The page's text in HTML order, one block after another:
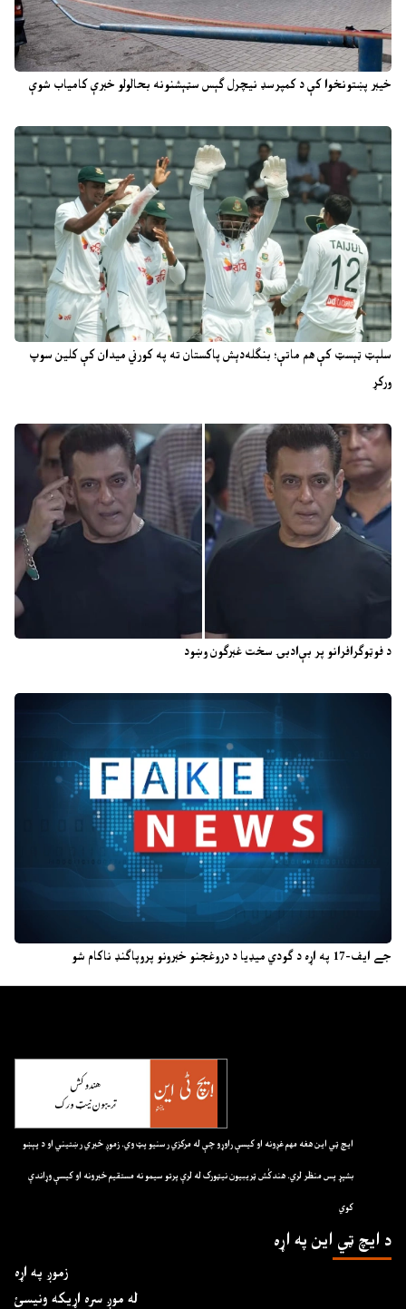
خیبر پښتونخوا کې د کمپرسډ نیچرل ګېس سټېشنونه بحالولو خبرې کامیاب شوې
سلېټ ټېسټ کې هم ماتې؛ بنګله‌دېش پاکستان ته په کورني میدان کې کلین سوپ
ورکړ
د فوټوګرافرانو پر بې‌ادبۍ سخت غبرګون وښود
جے ایف-17 په اړه د ګودي میډیا د دروغجنو خبرونو پروپاګنډ ناکام شو
ايچ ټي اين هغه مهم غږونه او کيسې راوړو چې له مرکزي رسنيو پټ وي. زموږ خبري رښتيني او د پېښو
بشپړ پس منظر لري. هندکُش ټريبيون نيټورک له لرې پرتو سيمو نه مستقيم خبرونه او کيسې وړاندې
کوي
د ايچ ټي اين په اړه
زموږ په اړه
له موږ سره اړیکه ونیسئ